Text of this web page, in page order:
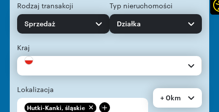
Rodzaj transakcji
Sprzedaż
Typ nieruchomości
Działka
Kraj
Lokalizacja
Hutki-Kanki, śląskie +
+ 0km